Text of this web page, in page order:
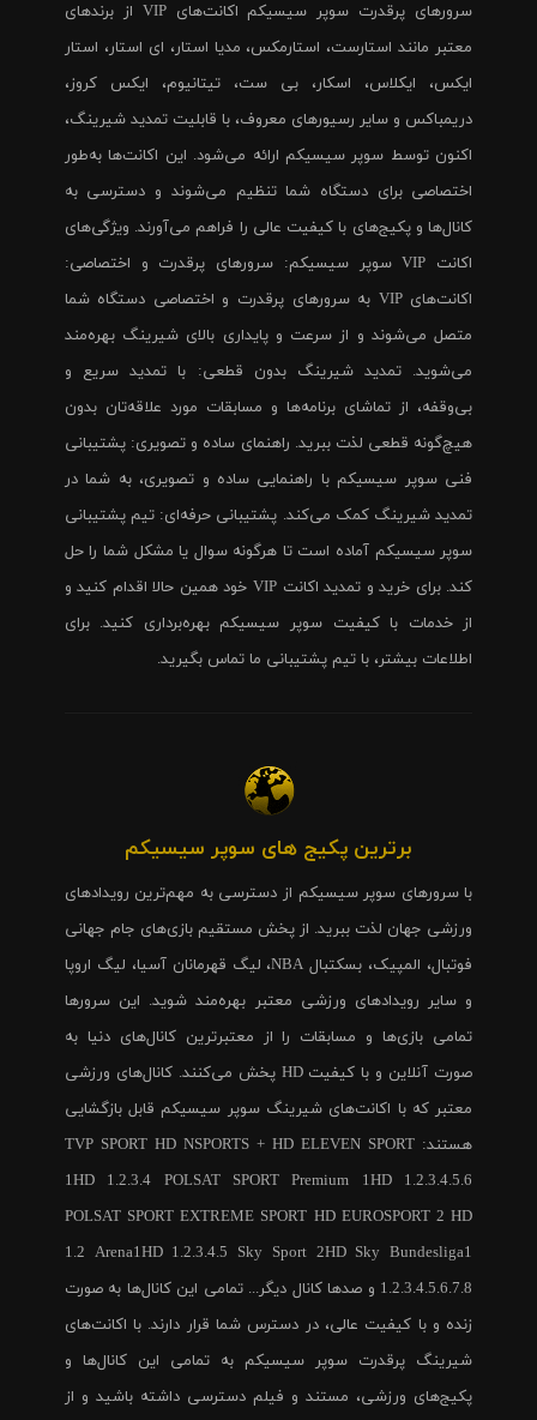
سرورهای پرقدرت سوپر سیسیکم اکانت‌های VIP از برندهای
معتبر مانند استارست، استارمکس، مدیا استار، ای استار، استار
ایکس، ایکلاس، اسکار، بی ست، تیتانیوم، ایکس کروز،
دریمباکس و سایر رسیورهای معروف، با قابلیت تمدید شیرینگ،
اکنون توسط سوپر سیسیکم ارائه می‌شود. این اکانت‌ها به‌طور
اختصاصی برای دستگاه شما تنظیم می‌شوند و دسترسی به
کانال‌ها و پکیج‌های با کیفیت عالی را فراهم می‌آورند. ویژگی‌های
اکانت VIP سوپر سیسیکم: سرورهای پرقدرت و اختصاصی:
اکانت‌های VIP به سرورهای پرقدرت و اختصاصی دستگاه شما
متصل می‌شوند و از سرعت و پایداری بالای شیرینگ بهره‌مند
می‌شوید. تمدید شیرینگ بدون قطعی: با تمدید سریع و
بی‌وقفه، از تماشای برنامه‌ها و مسابقات مورد علاقه‌تان بدون
هیچ‌گونه قطعی لذت ببرید. راهنمای ساده و تصویری: پشتیبانی
فنی سوپر سیسیکم با راهنمایی ساده و تصویری، به شما در
تمدید شیرینگ کمک می‌کند. پشتیبانی حرفه‌ای: تیم پشتیبانی
سوپر سیسیکم آماده است تا هرگونه سوال یا مشکل شما را حل
کند. برای خرید و تمدید اکانت VIP خود همین حالا اقدام کنید و
از خدمات با کیفیت سوپر سیسیکم بهره‌برداری کنید. برای
اطلاعات بیشتر، با تیم پشتیبانی ما تماس بگیرید.
برترین پکیج های سوپر سیسیکم
با سرورهای سوپر سیسیکم از دسترسی به مهم‌ترین رویدادهای
ورزشی جهان لذت ببرید. از پخش مستقیم بازی‌های جام جهانی
فوتبال، المپیک، بسکتبال NBA، لیگ قهرمانان آسیا، لیگ اروپا
و سایر رویدادهای ورزشی معتبر بهره‌مند شوید. این سرورها
تمامی بازی‌ها و مسابقات را از معتبرترین کانال‌های دنیا به
صورت آنلاین و با کیفیت HD پخش می‌کنند. کانال‌های ورزشی
معتبر که با اکانت‌های شیرینگ سوپر سیسیکم قابل بازگشایی
هستند: TVP SPORT HD NSPORTS + HD ELEVEN SPORT
1HD 1.2.3.4 POLSAT SPORT Premium 1HD 1.2.3.4.5.6
POLSAT SPORT EXTREME SPORT HD EUROSPORT 2 HD
1.2 Arena1HD 1.2.3.4.5 Sky Sport 2HD Sky Bundesliga1
1.2.3.4.5.6.7.8 و صدها کانال دیگر... تمامی این کانال‌ها به صورت
زنده و با کیفیت عالی، در دسترس شما قرار دارند. با اکانت‌های
شیرینگ پرقدرت سوپر سیسیکم به تمامی این کانال‌ها و
پکیج‌های ورزشی، مستند و فیلم دسترسی داشته باشید و از